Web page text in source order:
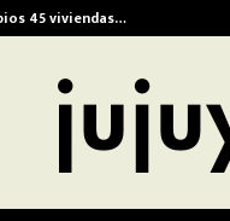
45 viviendas…